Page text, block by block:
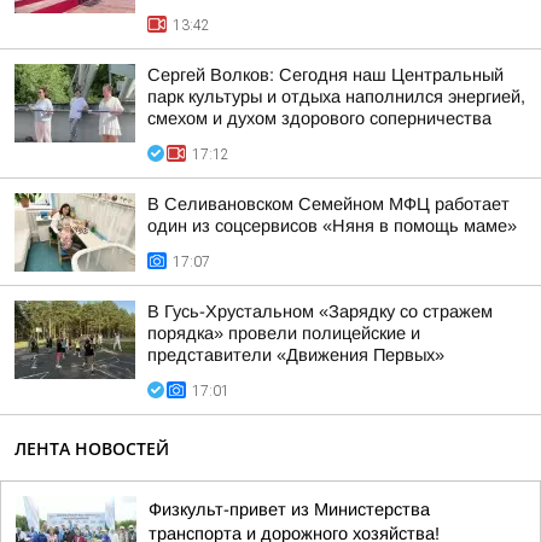
13:42
Сергей Волков: Сегодня наш Центральный
парк культуры и отдыха наполнился энергией,
смехом и духом здорового соперничества
17:12
В Селивановском Семейном МФЦ работает
один из соцсервисов «Няня в помощь маме»
17:07
В Гусь-Хрустальном «Зарядку со стражем
порядка» провели полицейские и
представители «Движения Первых»
17:01
ЛЕНТА НОВОСТЕЙ
Физкульт-привет из Министерства
транспорта и дорожного хозяйства!